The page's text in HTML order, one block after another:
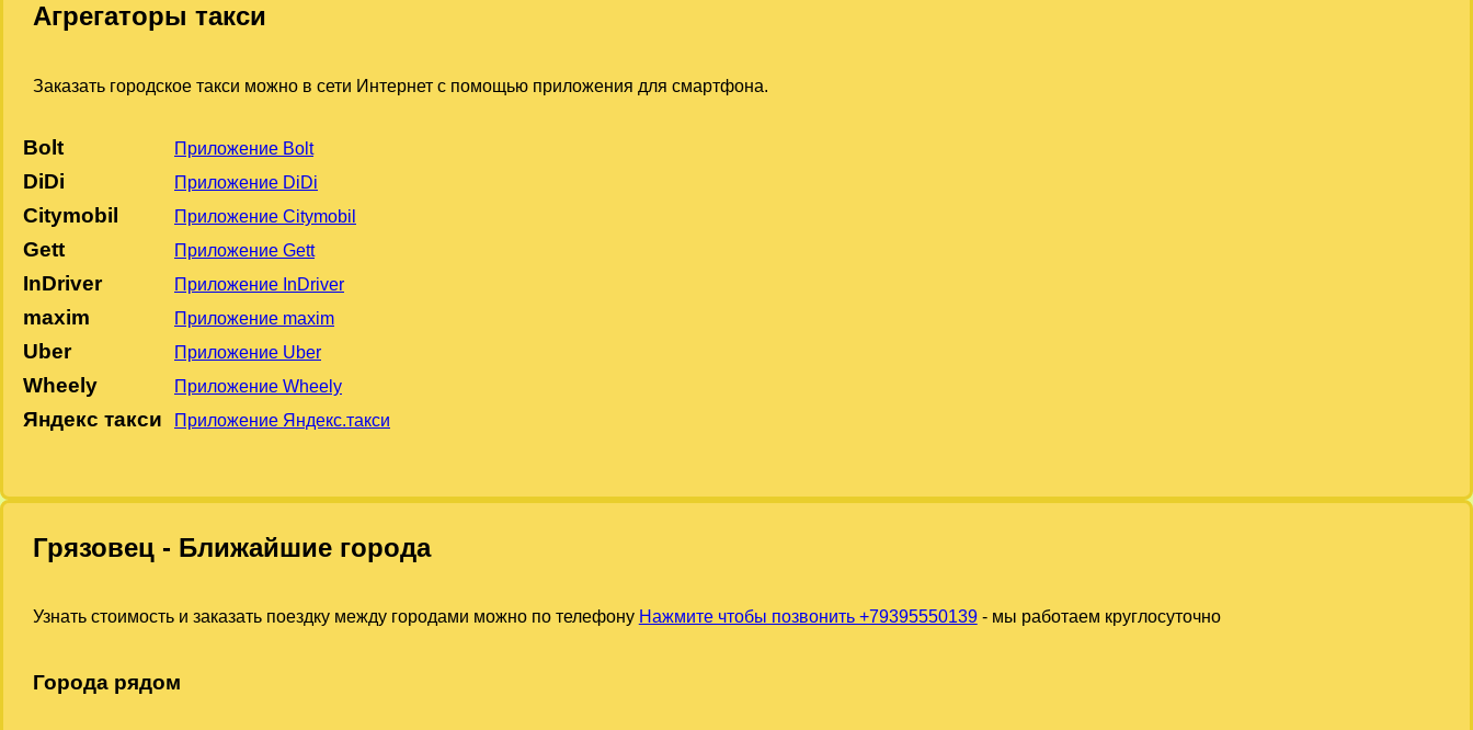
Агрегаторы такси
Заказать городское такси можно в сети Интернет с помощью приложения для смартфона.
Bolt Приложение Bolt
DiDi Приложение DiDi
Citymobil Приложение Citymobil
Gett Приложение Gett
InDriver Приложение InDriver
maxim Приложение maxim
Uber Приложение Uber
Wheely Приложение Wheely
Яндекс такси Приложение Яндекс.такси
Грязовец - Ближайшие города
Узнать стоимость и заказать поездку между городами можно по телефону Нажмите чтобы позвонить +79395550139- мы работаем круглосуточно
Города рядом